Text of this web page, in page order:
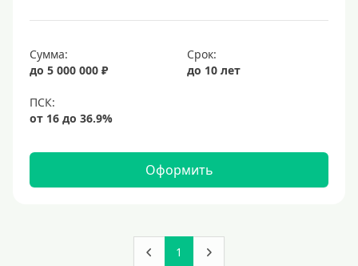
Сумма:
до 5 000 000 ₽
Срок:
до 10 лет
Оформить
1